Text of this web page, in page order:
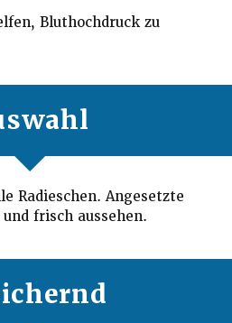
Bluthochdruck zu
Radieschen. Angesetzte
frisch aussehen.